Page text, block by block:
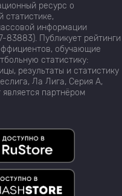
ресурс о
статистике,
информации
Публикует рейтинги
обучающие
статистику:
результаты и статистику
Ла Лига, Серия А,
партнёром